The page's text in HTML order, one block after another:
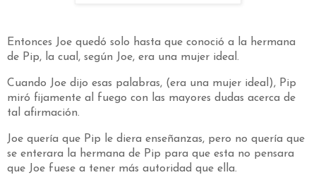
Entonces Joe quedó solo hasta que conoció a la hermana
de Pip, la cual, según Joe, era una mujer ideal.
Cuando Joe dijo esas palabras, (era una mujer ideal), Pip
miró fijamente al fuego con las mayores dudas acerca de
tal afirmación.
Joe quería que Pip le diera enseñanzas, pero no quería que
se enterara la hermana de Pip para que esta no pensara
que Joe fuese a tener más autoridad que ella.